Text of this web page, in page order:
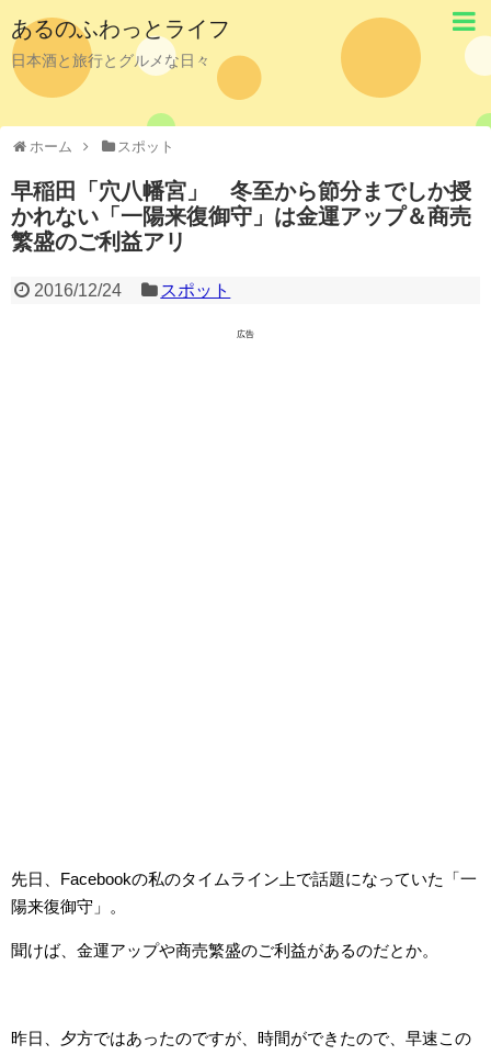
あるのふわっとライフ
日本酒と旅行とグルメな日々
ホーム スポット
早稲田「穴八幡宮」 冬至から節分までしか授
かれない「一陽来復御守」は金運アップ＆商売
繁盛のご利益アリ
2016/12/24 スポット
広告
先日、Facebookの私のタイムライン上で話題になっていた「一
陽来復御守」。
聞けば、金運アップや商売繁盛のご利益があるのだとか。
昨日、夕方ではあったのですが、時間ができたので、早速この